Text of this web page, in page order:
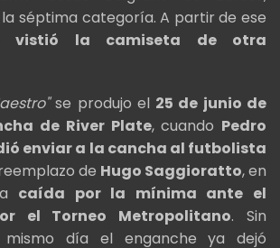
séptima categoría. A partir de ese
vistió la camiseta de otra
se produjo el 25 de junio de
de River Plate, cuando Pedro
enviar a la cancha al futbolista
de Hugo Saggioratto, en
caída por la mínima ante el
el Torneo Metropolitano. Sin
mismo día el enganche ya dejó